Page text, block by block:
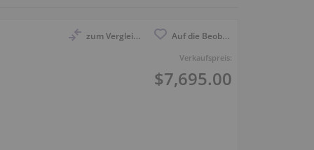
zum Vergleich anmelden Auf die Beobachtungsliste
Verkaufspreis:
$7,695.00